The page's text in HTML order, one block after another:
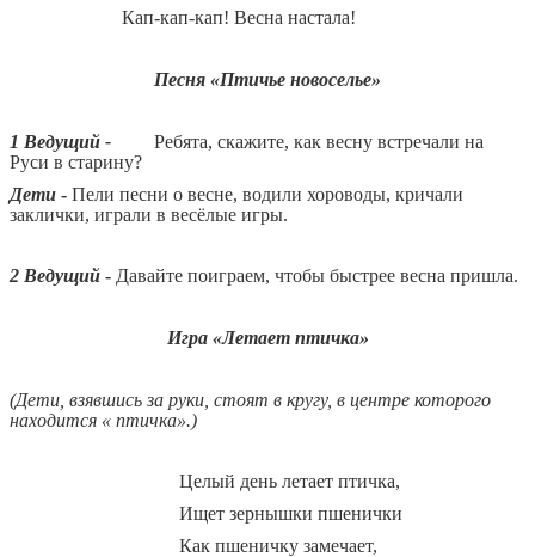
Кап-кап-кап! Весна настала!
Песня «Птичье новоселье»
1 Ведущий -
Ребята, скажите, как весну встречали на
Руси в старину?
Дети - Пели песни о весне, водили хороводы, кричали
заклички, играли в весёлые игры.
2 Ведущий - Давайте поиграем, чтобы быстрее весна пришла.
Игра «Летает птичка»
(Дети, взявшись за руки, стоят в кругу, в центре которого
находится « птичка».)
Целый день летает птичка,
Ищет зернышки пшенички
Как пшеничку замечает,